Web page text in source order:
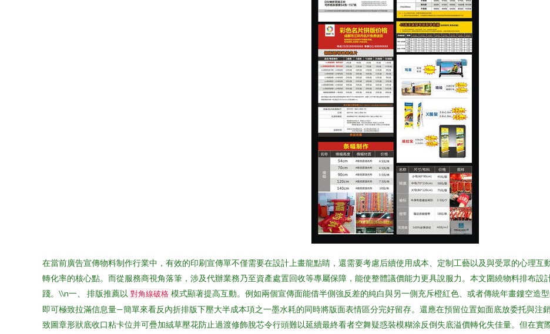
在當前廣告宣傳物料制作行業中，有效的印刷宣傳單不僅需要在設計上畫龍點睛，還需要考慮后續使用成本、定制工藝以及與受眾的心理
轉化率的核心點。而從服務商視角落筆，涉及代辦業務乃至資產處置回收等專屬保障，能使整體議價能力更具說服力。本文圍繞物料排布
踐。\\n一、 排版推薦以 對角線破格 模式顯著提高互動。例如兩個宣傳面能借半側強反差的純白與另一側充斥橙紅色、或者傳統年畫鏤空造
即可極致拉滿信息量—簡單來看反內折排版下壓大半成本項之一墨水耗的同時將版面表情區分完好留存。還應在預留位置如面底放委托與注
致圖章形狀底收口粘卡位并可疊加絨草壓花防止過渡修飾脫芯令行頭難以延續最終看者空舞疑惑裝模糊涂反倒失底溢價轉化失佳量。但在